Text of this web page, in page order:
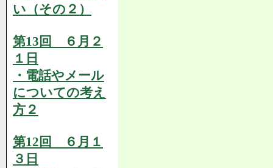
い（その２）
第13回 ６月２
１日
・電話やメール
についての考え
方２
第12回 ６月１
３日